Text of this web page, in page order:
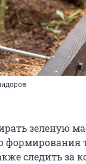
зеленую
формирования
следить за